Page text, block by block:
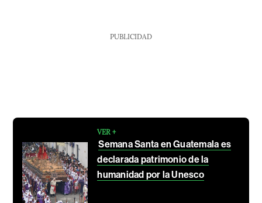
PUBLICIDAD
VER +
Semana Santa en Guatemala es
declarada patrimonio de la
humanidad por la Unesco